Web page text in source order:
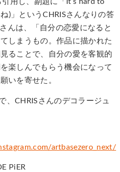
用し、副題に「It’s hard to
)」というCHRISさんなりの答
んは、「自分の恋愛になると
しまうもの。作品に描かれた
ることで、自分の愛を客観的
楽しんでもらう機会になって
いを寄せた。
、CHRISさんのデコラージュ
artbasezero_next/
PiER